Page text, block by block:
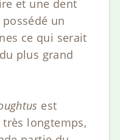
et une dent
un
ce qui serait
plus grand
est
longtemps,